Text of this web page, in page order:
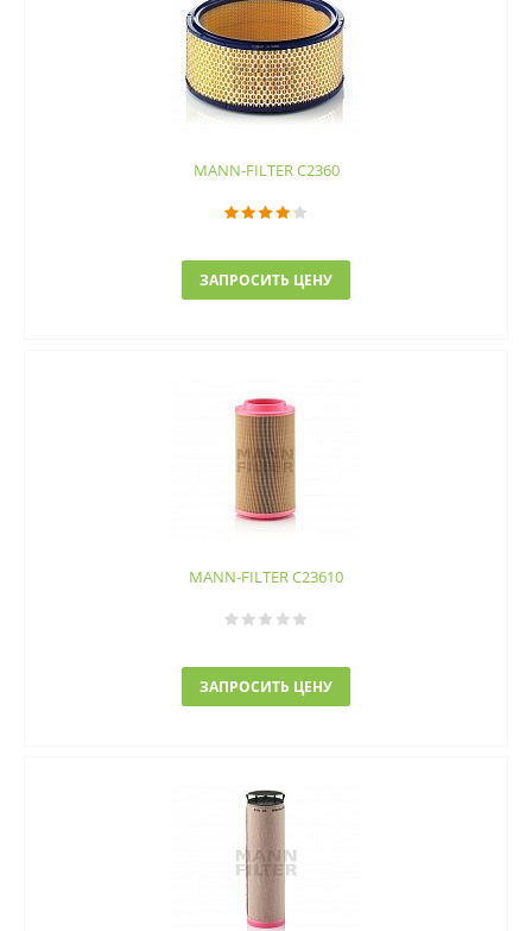
MANN-FILTER C2360
ЗАПРОСИТЬ ЦЕНУ
MANN-FILTER C23610
ЗАПРОСИТЬ ЦЕНУ